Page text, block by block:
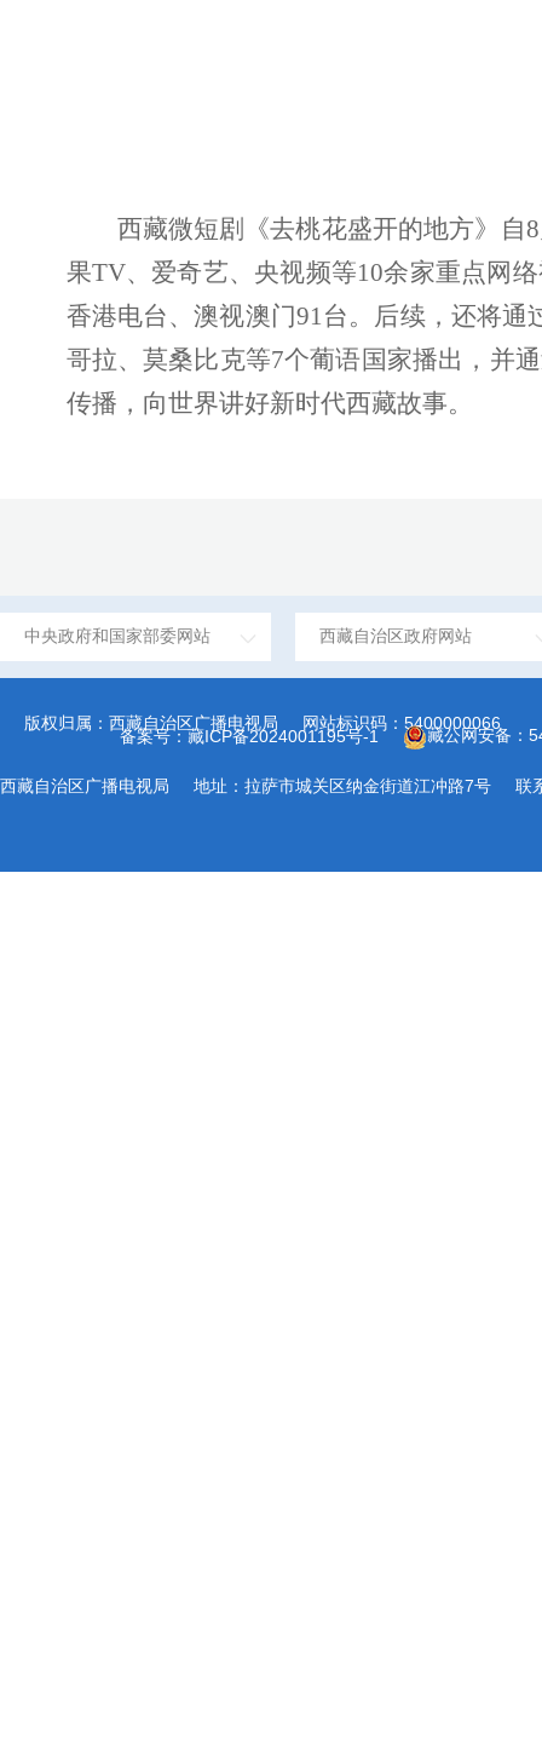
西藏微短剧《去桃花盛开的地方》自
果TV、爱奇艺、央视频等10余家重点网
香港电台、澳视澳门91台。后续，还将
哥拉、莫桑比克等7个葡语国家播出，并
传播，向世界讲好新时代西藏故事。
中央政府和国家部委网站 西藏自治区政府网站
版权归属：西藏自治区广播电视局 网站标识码：5400000066
备案号：藏ICP备2024001195号-1 藏公网安备：
西藏自治区广播电视局 地址：拉萨市城关区纳金街道江冲路7号 联